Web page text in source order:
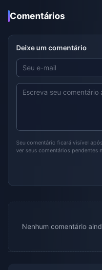
Comentários
Deixe um comentário
Seu comentário ficará visível
ver seus comentários pendentes
Nenhum comentário